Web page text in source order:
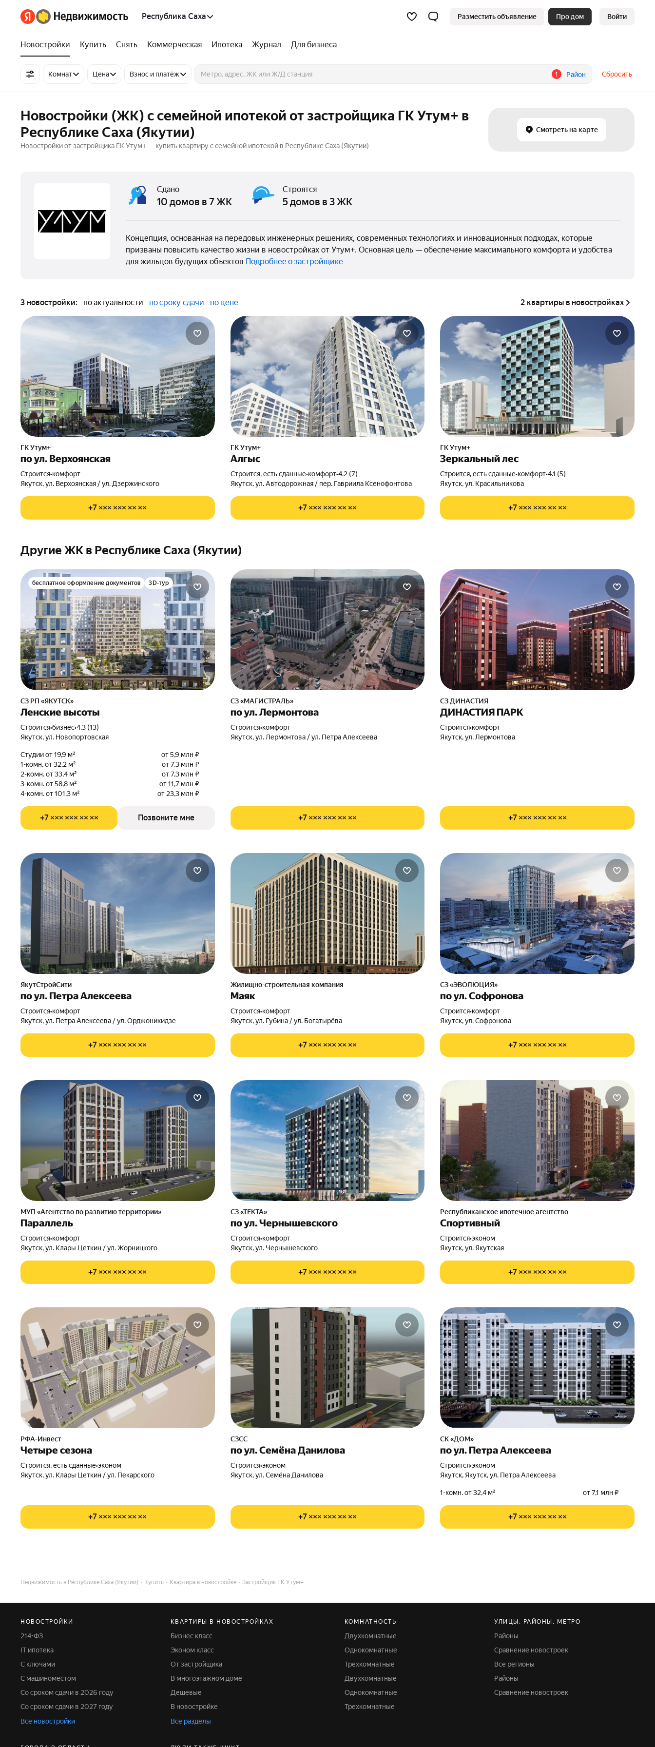
Республика Саха Разместить объявление Про дом Войти
Новостройки Купить Снять Коммерческая Ипотека Журнал Для бизнеса
Комнат Цена Взнос и платёж 1 Район Сбросить
Новостройки (ЖК) с семейной ипотекой от застройщика ГК Утум+ в
Республике Саха (Якутии)
Новостройки от застройщика ГК Утум+ — купить квартиру с семейной ипотекой в Республике Саха (Якутии)
Смотреть на карте
Сдано
10 домов в 7 ЖК
Строятся
5 домов в 3 ЖК
Концепция, основанная на передовых инженерных решениях, современных технологиях и инновационных подходах, которые
призваны повысить качество жизни в новостройках от Утум+. Основная цель — обеспечение максимального комфорта и удобства
для жильцов будущих объектов Подробнее о застройщике
3 новостройки: по актуальности по сроку сдачи по цене 2 квартиры в новостройках
ГК Утум+
по ул. Верхоянская
Строится•комфорт
Якутск, ул. Верхоянская / ул. Дзержинского
+7 ××× ××× ×× ××
ГК Утум+
Алгыс
Строится, есть сданные•комфорт•4.2 (7)
Якутск, ул. Автодорожная / пер. Гавриила Ксенофонтова
+7 ××× ××× ×× ××
ГК Утум+
Зеркальный лес
Строится, есть сданные•комфорт•4.1 (5)
Якутск, ул. Красильникова
+7 ××× ××× ×× ××
Другие ЖК в Республике Саха (Якутии)
бесплатное оформление документов 3D-тур
СЗ РП «ЯКУТСК»
Ленские высоты
Строится•бизнес•4.3 (13)
Якутск, ул. Новопортовская
Студии от 19,9 м²
от 5,9 млн ₽
1-комн. от 32,2 м²
от 7,3 млн ₽
2-комн. от 33,4 м²
от 7,3 млн ₽
3-комн. от 58,8 м²
от 11,7 млн ₽
4-комн. от 101,3 м²
от 23,3 млн ₽
+7 ××× ××× ×× ×× Позвоните мне
СЗ «МАГИСТРАЛЬ»
по ул. Лермонтова
Строится•комфорт
Якутск, ул. Лермонтова / ул. Петра Алексеева
+7 ××× ××× ×× ××
СЗ ДИНАСТИЯ
ДИНАСТИЯ ПАРК
Строится•комфорт
Якутск, ул. Лермонтова
+7 ××× ××× ×× ××
ЯкутСтройСити
по ул. Петра Алексеева
Строится•комфорт
Якутск, ул. Петра Алексеева / ул. Орджоникидзе
+7 ××× ××× ×× ××
Жилищно-строительная компания
Маяк
Строится•комфорт
Якутск, ул. Губина / ул. Богатырёва
+7 ××× ××× ×× ××
СЗ «ЭВОЛЮЦИЯ»
по ул. Софронова
Строится•комфорт
Якутск, ул. Софронова
+7 ××× ××× ×× ××
МУП «Агентство по развитию территории»
Параллель
Строится•комфорт
Якутск, ул. Клары Цеткин / ул. Жорницкого
+7 ××× ××× ×× ××
СЗ «ТЕКТА»
по ул. Чернышевского
Строится•комфорт
Якутск, ул. Чернышевского
+7 ××× ××× ×× ××
Республиканское ипотечное агентство
Спортивный
Строится•эконом
Якутск, ул. Якутская
+7 ××× ××× ×× ××
РФА-Инвест
Четыре сезона
Строится, есть сданные•эконом
Якутск, ул. Клары Цеткин / ул. Пекарского
+7 ××× ××× ×× ××
СЗСС
по ул. Семёна Данилова
Строится•эконом
Якутск, ул. Семёна Данилова
+7 ××× ××× ×× ××
СК «ДОМ»
по ул. Петра Алексеева
Строится•эконом
Якутск, Якутск, ул. Петра Алексеева
1-комн. от 32,4 м² от 7,1 млн ₽
+7 ××× ××× ×× ××
Недвижимость в Республике Саха (Якутии) Купить Квартира в новостройке Застройщик ГК Утум+
НОВОСТРОЙКИ
214-ФЗ
IT ипотека
С ключами
С машиноместом
Со сроком сдачи в 2026 году
Со сроком сдачи в 2027 году
Все новостройки
КВАРТИРЫ В НОВОСТРОЙКАХ
Бизнес класс
Эконом класс
От застройщика
В многоэтажном доме
Дешевые
В новостройке
Все разделы
КОМНАТНОСТЬ
Двухкомнатные
Однокомнатные
Трехкомнатные
Двухкомнатные
Однокомнатные
Трехкомнатные
УЛИЦЫ, РАЙОНЫ, МЕТРО
Районы
Сравнение новостроек
Все регионы
Районы
Сравнение новостроек